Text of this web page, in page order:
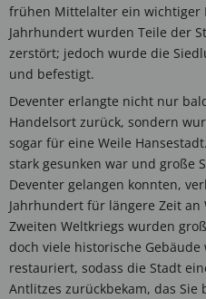
frühen Mittelalter ein wichtiger
Jahrhundert wurden Teile der
zerstört; jedoch wurde die
und befestigt.
Deventer erlangte nicht nur
Handelsort zurück, sondern
sogar für eine Weile
stark gesunken war und große
Deventer gelangen konnten,
Jahrhundert für längere Zeit an
Zweiten Weltkriegs wurden
doch viele historische
restauriert, sodass die Stadt
Antlitzes zurückbekam, das